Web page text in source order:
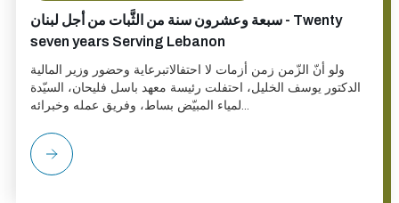
سبعة وعشرون سنة من الثَّبات من أجل لبنان - Twenty
seven years Serving Lebanon
ولو أنّ الزّمن زمن أزمات لا احتفالاتبرعاية وحضور وزير المالية
الدكتور يوسف الخليل، احتفلت رئيسة معهد باسل فليحان، السيّدة
لمياء المبيّض بساط، وفريق عمله وخبرائه...